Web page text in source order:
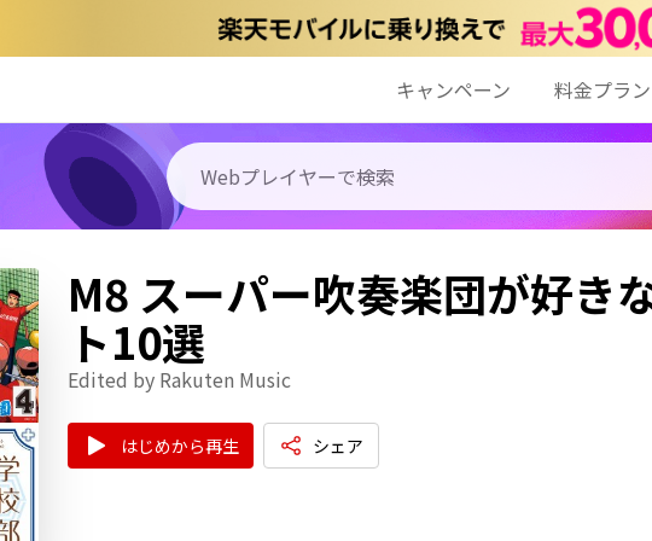
キャンペーン 料金プラン
M8 スーパー吹奏楽団が好き
ト10選
Edited by Rakuten Music
はじめから再生 シェア